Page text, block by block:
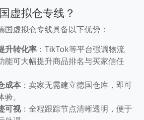
虚拟仓专线？
国虚拟仓专线具备以下优势：
升转化率 ：TikTok等平台强调物流
能可大幅提升商品排名与买家信任
成本 ：卖家无需建立德国仓库，即可
。
可视：全程跟踪节点清晰透明，便于